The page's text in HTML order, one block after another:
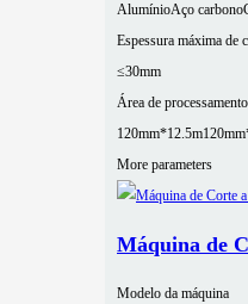
AlumínioAço carbono
Espessura máxima de
≤30mm
Área de processamento
120mm*12.5m
More parameters
Máquina de
Modelo da máquina